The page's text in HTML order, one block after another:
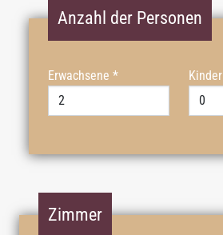
Anzahl der Personen
Erwachsene * Kinder
Zimmer